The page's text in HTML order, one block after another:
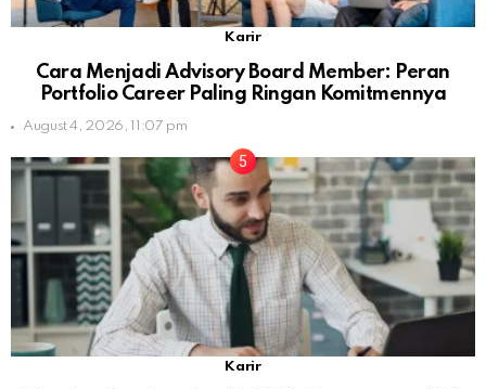
Karir
Cara Menjadi Advisory Board Member: Peran
Portfolio Career Paling Ringan Komitmennya
August 4, 2026, 11:07 pm
Karir